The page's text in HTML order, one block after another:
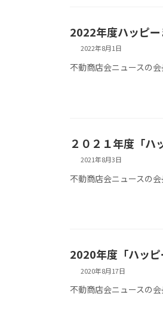
2022年度ハッピ
2022年8月1日
不動商店会ニュースの
２０２１年度「ハ
2021年8月3日
不動商店会ニュースの
2020年度「ハッ
2020年8月17日
不動商店会ニュースの